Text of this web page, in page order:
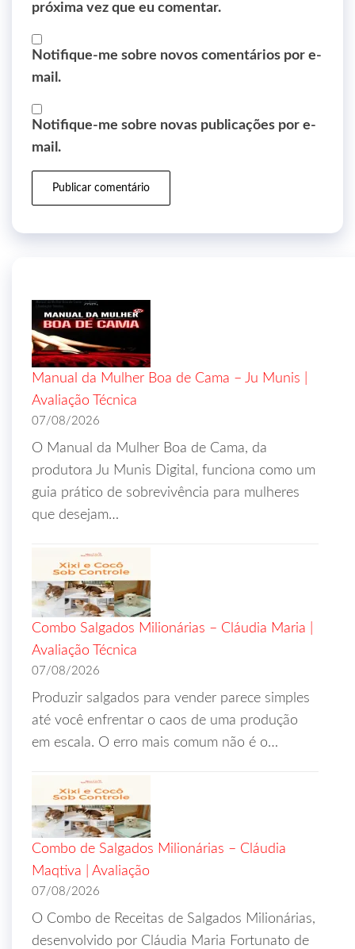
próxima vez que eu comentar.
Notifique-me sobre novos comentários por e-
mail.
Notifique-me sobre novas publicações por e-
mail.
Manual da Mulher Boa de Cama – Ju Munis |
Avaliação Técnica
07/08/2026
O Manual da Mulher Boa de Cama, da
produtora Ju Munis Digital, funciona como um
guia prático de sobrevivência para mulheres
que desejam…
Combo Salgados Milionárias – Cláudia Maria |
Avaliação Técnica
07/08/2026
Produzir salgados para vender parece simples
até você enfrentar o caos de uma produção
em escala. O erro mais comum não é o…
Combo de Salgados Milionárias – Cláudia
Maqtiva | Avaliação
07/08/2026
O Combo de Receitas de Salgados Milionárias,
desenvolvido por Cláudia Maria Fortunato de